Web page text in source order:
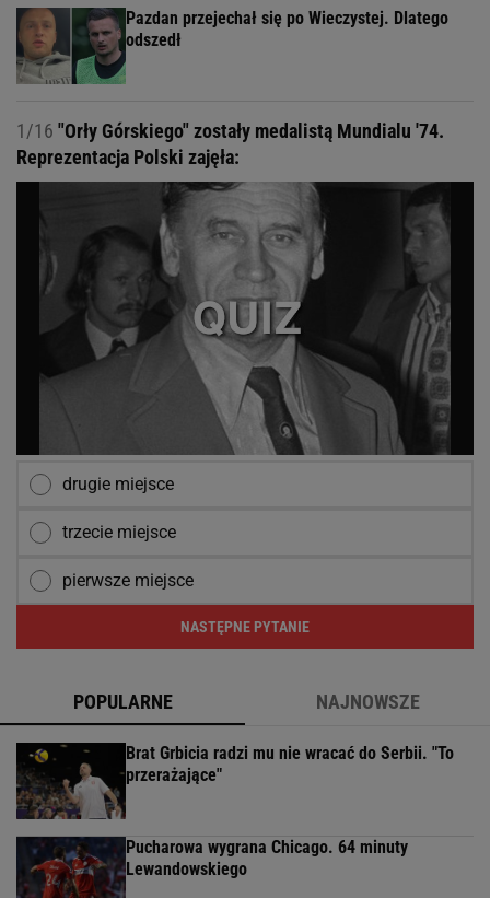
Pazdan przejechał się po Wieczystej. Dlatego
odszedł
1/16 "Orły Górskiego" zostały medalistą Mundialu '74.
Reprezentacja Polski zajęła:
drugie miejsce
trzecie miejsce
pierwsze miejsce
NASTĘPNE PYTANIE
POPULARNE NAJNOWSZE
Brat Grbicia radzi mu nie wracać do Serbii. "To
przerażające"
Pucharowa wygrana Chicago. 64 minuty
Lewandowskiego